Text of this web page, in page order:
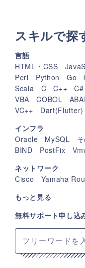
スキルで探
言語
HTML・CSS
Perl
Python Go
Scala
C C++ C#
VBA
COBOL
VC++
Dart(Flutter)
インフラ
Oracle
MySQL
BIND
PostFix
ネットワーク
Cisco
Yamaha
もっと見る
無料サポート申し込